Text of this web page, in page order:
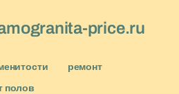
price.ru
ремонт
полов